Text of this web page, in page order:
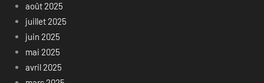
août 2025
juillet 2025
juin 2025
mai 2025
avril 2025